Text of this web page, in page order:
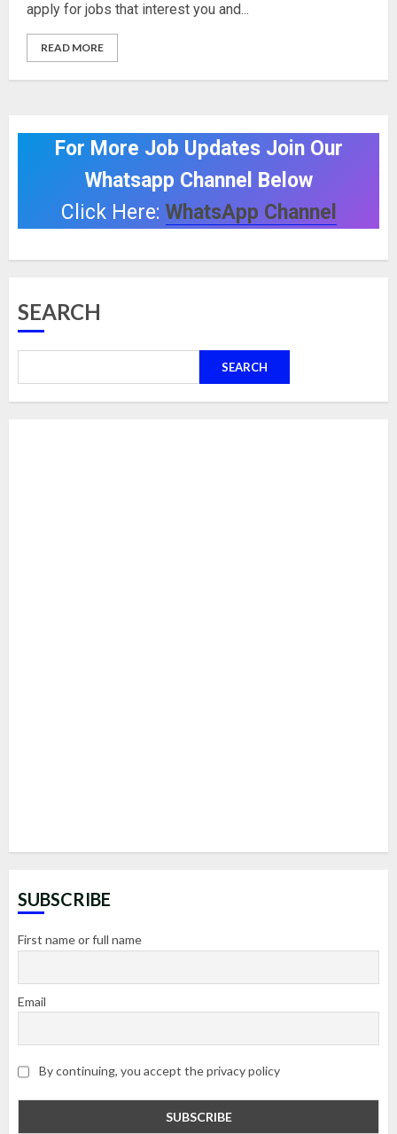
apply for jobs that interest you and...
READ MORE
For More Job Updates Join Our
Whatsapp Channel Below
Click Here: WhatsApp Channel
SEARCH
SEARCH
SUBSCRIBE
First name or full name
Email
By continuing, you accept the privacy policy